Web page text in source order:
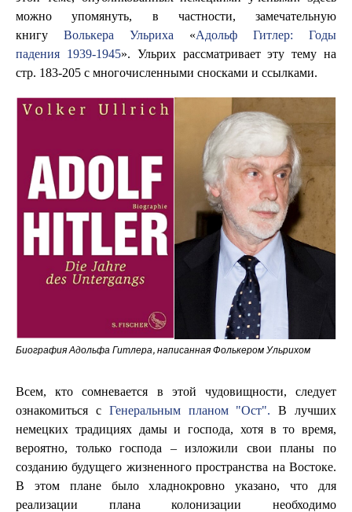
можно упомянуть, в частности, замечательную
книгу Волькера Ульриха «Адольф Гитлер: Годы
падения 1939-1945». Ульрих рассматривает эту тему на
стр. 183-205 с многочисленными сносками и ссылками.
Биография Адольфа Гитлера, написанная Фолькером Ульрихом
Всем, кто сомневается в этой чудовищности, следует
ознакомиться с Генеральным планом "Ост". В лучших
немецких традициях дамы и господа, хотя в то время,
вероятно, только господа – изложили свои планы по
созданию будущего жизненного пространства на Востоке.
В этом плане было хладнокровно указано, что для
реализации плана колонизации необходимо